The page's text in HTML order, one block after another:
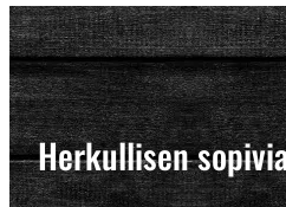
Herkullisen